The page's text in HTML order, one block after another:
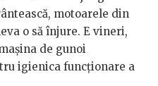
motoarele din
o să înjure. E vineri,
de gunoi
igienica funcționare a